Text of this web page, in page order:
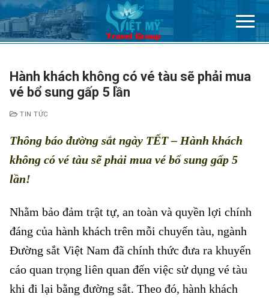
Chuyển
đến
nội
Hành khách không có vé tàu sẽ phải mua
vé bổ sung gấp 5 lần
TIN TỨC
Thông báo đường sắt ngày TẾT – Hành khách
không có vé tàu sẽ phải mua vé bổ sung gấp 5
lần!
Nhằm bảo đảm trật tự, an toàn và quyền lợi chính
đáng của hành khách trên mỗi chuyến tàu, ngành
Đường sắt Việt Nam đã chính thức đưa ra khuyến
cáo quan trọng liên quan đến việc sử dụng vé tàu
khi đi lại bằng đường sắt. Theo đó, hành khách